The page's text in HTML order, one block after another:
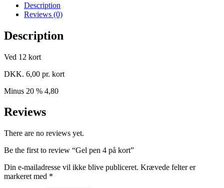
Description
Reviews (0)
Description
Ved 12 kort
DKK. 6,00 pr. kort
Minus 20 % 4,80
Reviews
There are no reviews yet.
Be the first to review “Gel pen 4 på kort”
Din e-mailadresse vil ikke blive publiceret. Krævede felter er
markeret med *